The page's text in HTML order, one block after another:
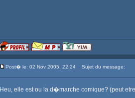
Post� le: 02 Nov 2005, 22:24 Sujet du message:
Heu, elle est ou la d�marche comique? (peut